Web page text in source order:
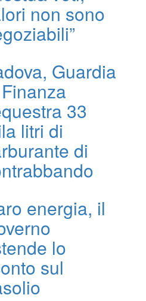
non sono
Guardia
33
litri di
di
energia, il
lo
sul